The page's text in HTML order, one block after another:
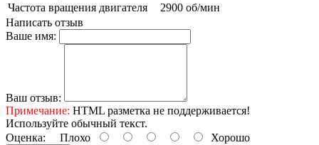
Частота вращения двигателя
2900 об/мин
Написать отзыв
Ваше имя:
Ваш отзыв:
Примечание: HTML разметка не поддерживается!
Используйте обычный текст.
Оценка: Плохо Хорошо